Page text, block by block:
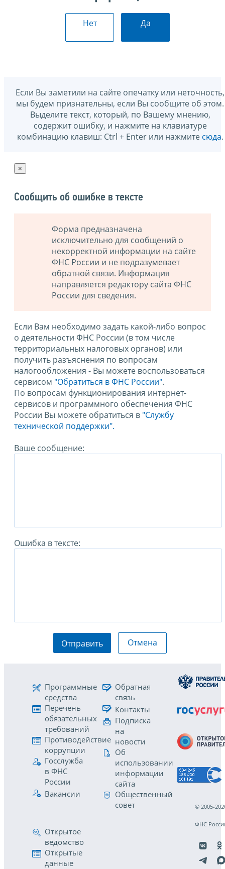
Нет Да
Если Вы заметили на сайте опечатку или неточность,
мы будем признательны, если Вы сообщите об этом.
Выделите текст, который, по Вашему мнению,
содержит ошибку, и нажмите на клавиатуре
комбинацию клавиш: Ctrl + Enter или нажмите сюда.
×
Сообщить об ошибке в тексте
Форма предназначена
исключительно для сообщений о
некорректной информации на сайте
ФНС России и не подразумевает
обратной связи. Информация
направляется редактору сайта ФНС
России для сведения.
Если Вам необходимо задать какой-либо вопрос
о деятельности ФНС России (в том числе
территориальных налоговых органов) или
получить разъяснения по вопросам
налогообложения - Вы можете воспользоваться
сервисом "Обратиться в ФНС России".
По вопросам функционирования интернет-
сервисов и программного обеспечения ФНС
России Вы можете обратиться в "Службу
технической поддержки".
Ваше сообщение:
Ошибка в тексте:
Отправить Отмена
Программные
средства
Перечень
обязательных
требований
Противодействие
коррупции
Госслужба
в ФНС
России
Вакансии
Обратная
связь
Контакты
Подписка
на
новости
Об
использовании
информации
сайта
Общественный
совет
Открытое
ведомство
Открытые
данные
© 2005-
ФНС